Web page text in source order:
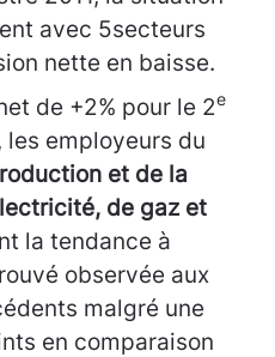
avec 5secteurs
nette en baisse.
de +2% pour le 2e
employeurs du
et de la
de gaz et
la tendance à
observée aux
malgré une
en comparaison